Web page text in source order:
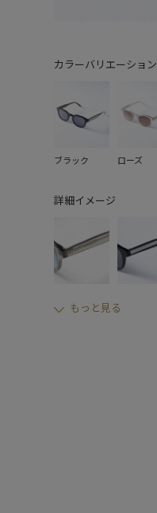
カラーバリエーション
ブラック ローズ
詳細イメージ
もっと見る